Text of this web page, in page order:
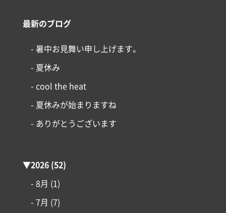
最新のブログ
- 暑中お見舞い申し上げます。
- 夏休み
- cool the heat
- 夏休みが始まりますね
- ありがとうございます
▼2026(52)
- 8月 (1)
- 7月 (7)